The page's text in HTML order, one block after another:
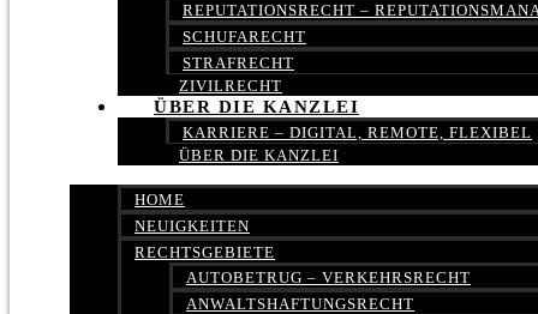
REPUTATIONSRECHT –
SCHUFARECHT
STRAFRECHT
ZIVILRECHT
ÜBER DIE KANZLEI
KARRIERE – DIGITAL, REMOTE, FLEXIBEL
ÜBER DIE KANZLEI
HOME
NEUIGKEITEN
RECHTSGEBIETE
AUTOBETRUG – VERKEHRSRECHT
ANWALTSHAFTUNGSRECHT